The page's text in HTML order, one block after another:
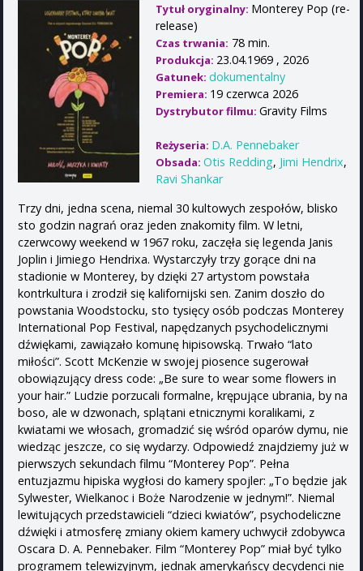
Tytuł oryginalny: Monterey Pop (re-
release)
Czas trwania: 78 min.
Produkcja: 23.04.1969 , 2026
Gatunek: dokumentalny
Premiera: 19 czerwca 2026
Dystrybutor filmu: Gravity Films
Reżyseria: D.A. Pennebaker
Obsada: Otis Redding, Jimi Hendrix,
Ravi Shankar
Trzy dni, jedna scena, niemal 30 kultowych zespołów, blisko
sto godzin nagrań oraz jeden znakomity film. W letni,
czerwcowy weekend w 1967 roku, zaczęła się legenda Janis
Joplin i Jimiego Hendrixa. Wystarczyły trzy gorące dni na
stadionie w Monterey, by dzięki 27 artystom powstała
kontrkultura i zrodził się kalifornijski sen. Zanim doszło do
powstania Woodstocku, sto tysięcy osób podczas Monterey
International Pop Festival, napędzanych psychodelicznymi
dźwiękami, zawiązało komunę hipisowską. Trwało “lato
miłości”. Scott McKenzie w swojej piosence sugerował
obowiązujący dress code: „Be sure to wear some flowers in
your hair.” Ludzie porzucali formalne, krępujące ubrania, by na
boso, ale w dzwonach, splątani etnicznymi koralikami, z
kwiatami we włosach, gromadzić się wśród oparów dymu, nie
wiedząc jeszcze, co się wydarzy. Odpowiedź znajdziemy już w
pierwszych sekundach filmu “Monterey Pop”. Pełna
entuzjazmu hipiska wygłosi do kamery spojler: „To będzie jak
Sylwester, Wielkanoc i Boże Narodzenie w jednym!”. Niemal
lewitujących przedstawicieli “dzieci kwiatów”, psychodeliczne
dźwięki i atmosferę zmiany okiem kamery uchwycił zdobywca
Oscara D. A. Pennebaker. Film “Monterey Pop” miał być tylko
programem telewizyjnym, jednak amerykańscy decydenci nie